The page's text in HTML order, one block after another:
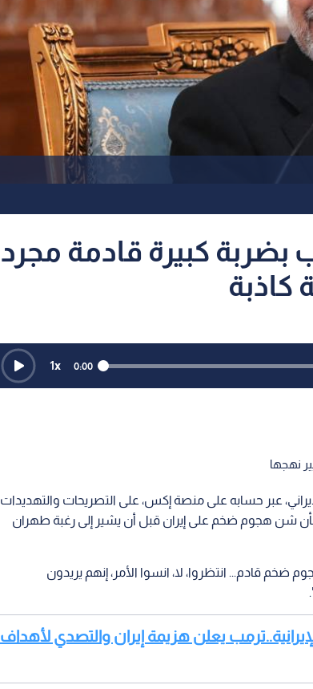
بضربة كبيرة قادمة مجرد
كاذبة
0:00
1x
نهجها
عبر حسابه على منصة إكس، على التصريحات والتهديدات
بشأن شن هجوم ضخم على إيران قبل أن يشير إلى رغبة طهران
ضخم قادم... انتظروا، لا، انسوا الأمر، إنهم يريدون
الأمريكية الإيرانية..ترمب يعلن هزيمة إيران والتصدي لأهداف